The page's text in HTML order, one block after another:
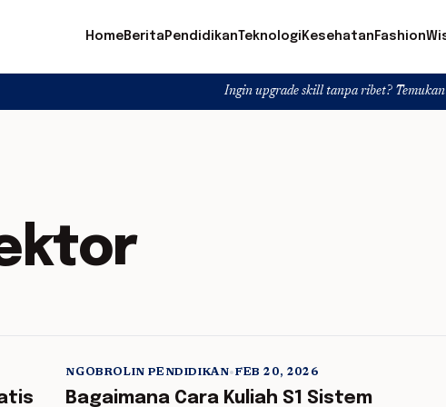
HomeBerita PendidikanTeknologi Kesehatan Fashion
Ingin upgrade skill tanpa ribet? Temukan kelas
5 min read
NGOBROLIN PENDIDIKAN•FEB 20, 2026
Bagaimana Cara Kuliah S1 Sistem